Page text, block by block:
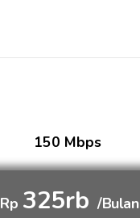
150 Mbps
Rp 325rb /Bulan